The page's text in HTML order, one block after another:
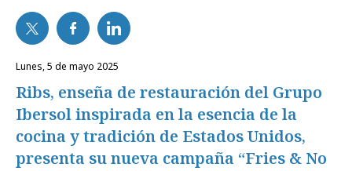
lunes, 5 de mayo 2025
Ribs, enseña de restauración del Grupo
Ibersol inspirada en la esencia de la
cocina y tradición de Estados Unidos,
presenta su nueva campaña “Fries & No